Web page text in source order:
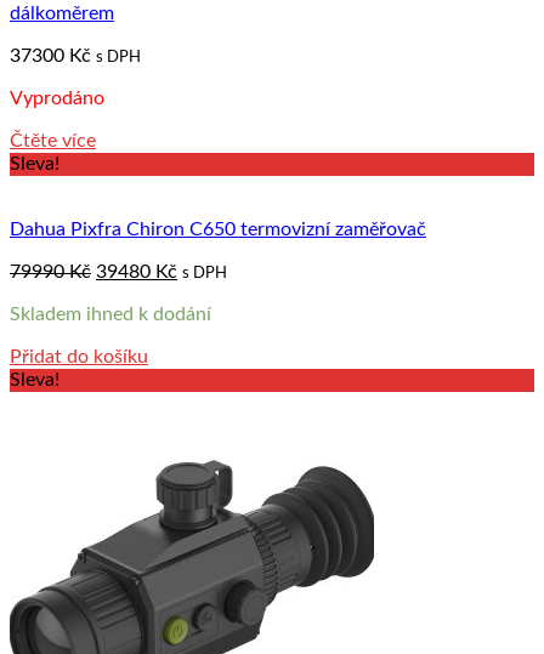
dálkoměrem
37300 Kč s DPH
Vyprodáno
Čtěte více
Sleva!
Dahua Pixfra Chiron C650 termovizní zaměřovač
79990Kč Original
was:
39480 Kč Current
is:
s DPH
Skladem ihned k dodání
Přidat do košíku
Sleva!